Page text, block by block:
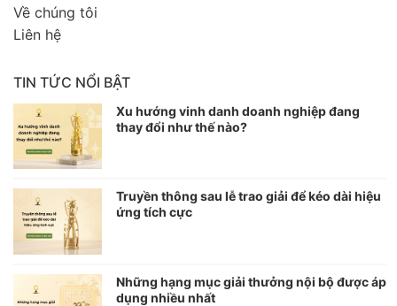
Về chúng tôi
Liên hệ
TIN TỨC NỔI BẬT
Xu hướng vinh danh doanh nghiệp đang
thay đổi như thế nào?
Truyền thông sau lễ trao giải để kéo dài hiệu
ứng tích cực
Những hạng mục giải thưởng nội bộ được áp
dụng nhiều nhất